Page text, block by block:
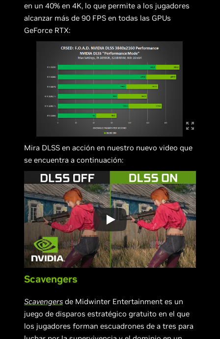
en un 40% en 4K, lo que permite a los jugadores
alcanzar más de 90 FPS en todas las GPUs
GeForce RTX:
Mira DLSS en acción en nuestro nuevo video que
se encuentra a continuación:
Scavengers
Scavengers de Midwinter Entertainment es un
juego de disparos estratégico gratuito en el que
los jugadores forman escuadrones de a tres para